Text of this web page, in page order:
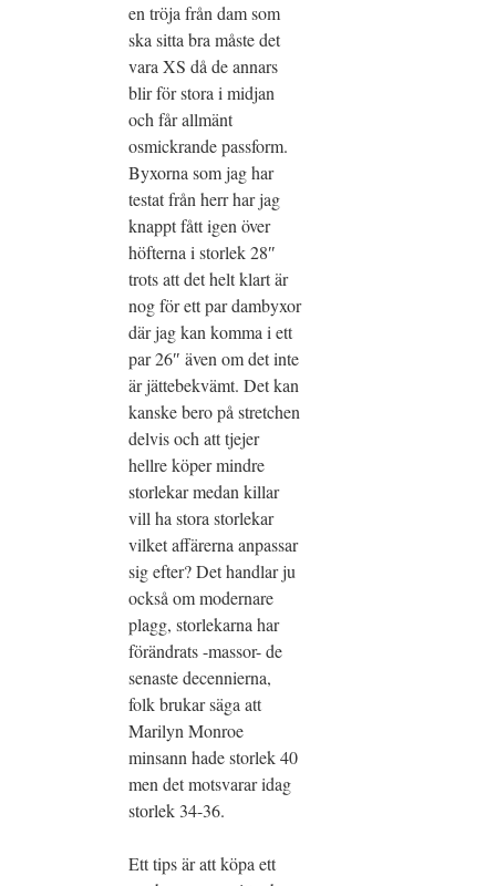
en tröja från dam som
ska sitta bra måste det
vara XS då de annars
blir för stora i midjan
och får allmänt
osmickrande passform.
Byxorna som jag har
testat från herr har jag
knappt fått igen över
höfterna i storlek 28″
trots att det helt klart är
nog för ett par dambyxor
där jag kan komma i ett
par 26″ även om det inte
är jättebekvämt. Det kan
kanske bero på stretchen
delvis och att tjejer
hellre köper mindre
storlekar medan killar
vill ha stora storlekar
vilket affärerna anpassar
sig efter? Det handlar ju
också om modernare
plagg, storlekarna har
förändrats -massor- de
senaste decennierna,
folk brukar säga att
Marilyn Monroe
minsann hade storlek 40
men det motsvarar idag
storlek 34-36.
Ett tips är att köpa ett